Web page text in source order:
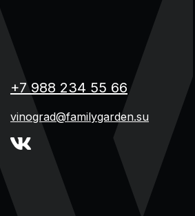
+7 988 234 55 66
vinograd@familygarden.su